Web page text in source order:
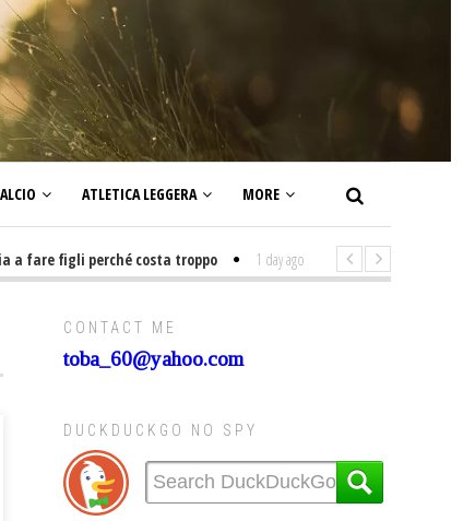
ATLETICA LEGGERA MORE
figli perché costa troppo 1 day ago - Non mi interesso di politica
CONTACT ME
toba_60@yahoo.com
DUCKDUCKGO NO SPY